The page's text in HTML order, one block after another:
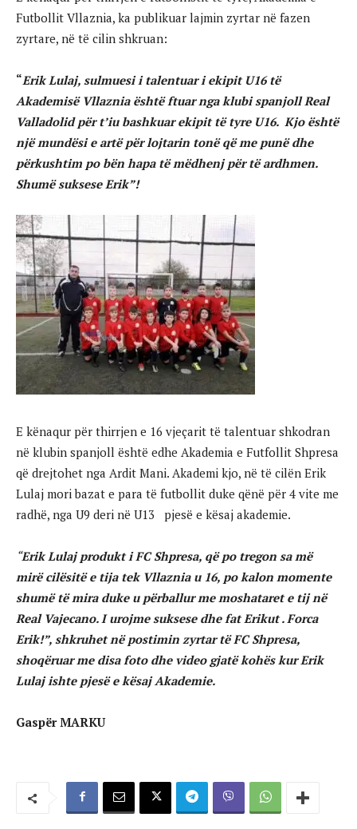
Futbollit Vllaznia, ka publikuar lajmin zyrtar në fazen
zyrtare, në të cilin shkruan:
“Erik Lulaj, sulmuesi i talentuar i ekipit U16 të
Akademisë Vllaznia është ftuar nga klubi spanjoll Real
Valladolid për t’iu bashkuar ekipit të tyre U16. Kjo është
një mundësi e artë për lojtarin tonë që me punë dhe
përkushtim po bën hapa të mëdhenj për të ardhmen.
Shumë suksese Erik”!
E kënaqur për thirrjen e 16 vjeçarit të talentuar shkodran
në klubin spanjoll është edhe Akademia e Futfollit Shpresa
që drejtohet nga Ardit Mani. Akademi kjo, në të cilën Erik
Lulaj mori bazat e para të futbollit duke qënë për 4 vite me
radhë, nga U9 deri në U13 pjesë e kësaj akademie.
“Erik Lulaj produkt i FC Shpresa, që po tregon sa më
mirë cilësitë e tija tek Vllaznia u 16, po kalon momente
shumë të mira duke u përballur me moshataret e tij në
Real Vajecano. I urojme suksese dhe fat Erikut . Forca
Erik!”, shkruhet në postimin zyrtar të FC Shpresa,
shoqëruar me disa foto dhe video gjatë kohës kur Erik
Lulaj ishte pjesë e kësaj Akademie.
Gaspër MARKU